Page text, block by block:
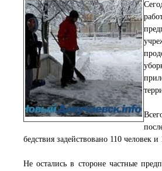
бедствия задействовано 110 человек
Не остались в стороне частные